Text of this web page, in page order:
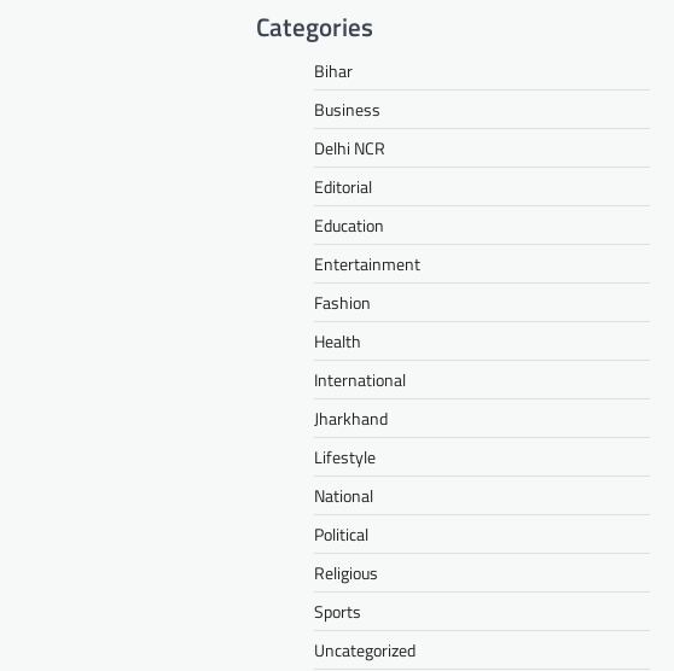
Categories
Bihar
Business
Delhi NCR
Editorial
Education
Entertainment
Fashion
Health
International
Jharkhand
Lifestyle
National
Political
Religious
Sports
Uncategorized